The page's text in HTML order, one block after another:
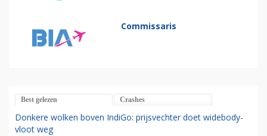
Commissaris
Best gelezen Crashes
Donkere wolken boven IndiGo: prijsvechter doet widebody-
vloot weg